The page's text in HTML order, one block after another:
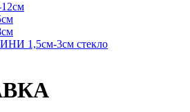
1,5см-3см стекло